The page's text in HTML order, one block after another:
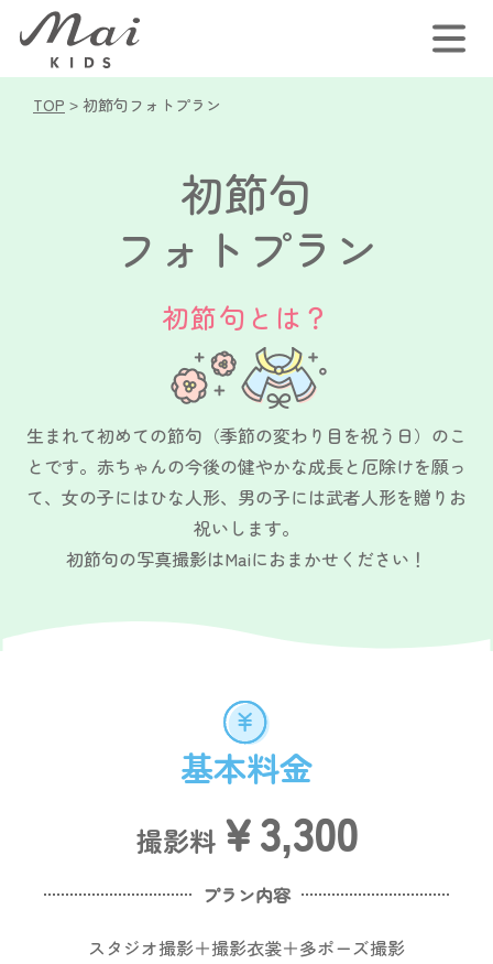
TOP > 初節句フォトプラン
初節句
フォトプラン
初節句とは？
生まれて初めての節句（季節の変わり目を祝う日）のこ
とです。 赤ちゃんの今後の健やかな成長と厄除けを願っ
て、 女の子にはひな人形、男の子には武者人形を贈りお
祝いします。
初節句の写真撮影はMaiにおまかせください！
基本料金
撮影料￥3,300
プラン内容
スタジオ撮影＋撮影衣裳＋多ポーズ撮影